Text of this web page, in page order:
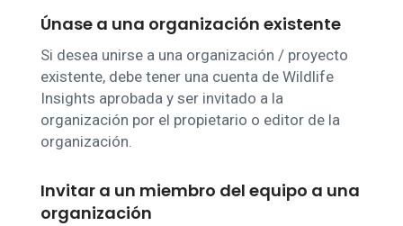
Únase a una organización existente
Si desea unirse a una organización / proyecto
existente, debe tener una cuenta de Wildlife
Insights aprobada y ser invitado a la
organización por el propietario o editor de la
organización.
Invitar a un miembro del equipo a una
organización